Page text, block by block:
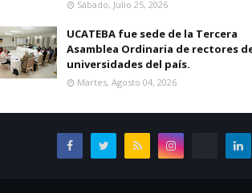
Sábado, Julio 25, 2026
UCATEBA fue sede de la Tercera
Asamblea Ordinaria de rectores
universidades del país.
Martes, Agosto 04, 2026